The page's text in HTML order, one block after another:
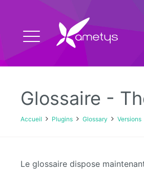
Glossaire -
Accueil Plugins Glossary Versions
Le glossaire dispose